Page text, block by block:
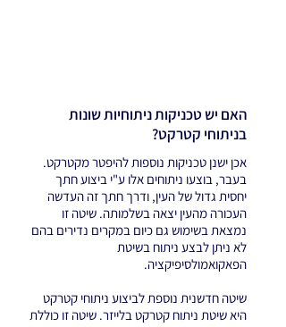
האם יש טכניקות ניתוחיות שונות
בניתוחי קטרקט?
אכן ישנן טכניקות נוספות להיפטר מקטרקט.
בעבר, בוצעו ניתוחים אלו ע"י ביצוע חתך
יחסית גדול של העין, ודרך חתך זה העדשה
העכורה מהעין יצאה בשלמותה. שיטה זו
נמצאת בשימוש גם כיום במקרים נדירים בהם
לא ניתן לבצע ניתוח בשיטת
הפאקואמולסיפיקציה.
שיטה חדשנית נוספת לביצוע ניתוחי קטרקט
היא שיטת ניתוח קטרקט בלייזר. שיטה זו כוללת